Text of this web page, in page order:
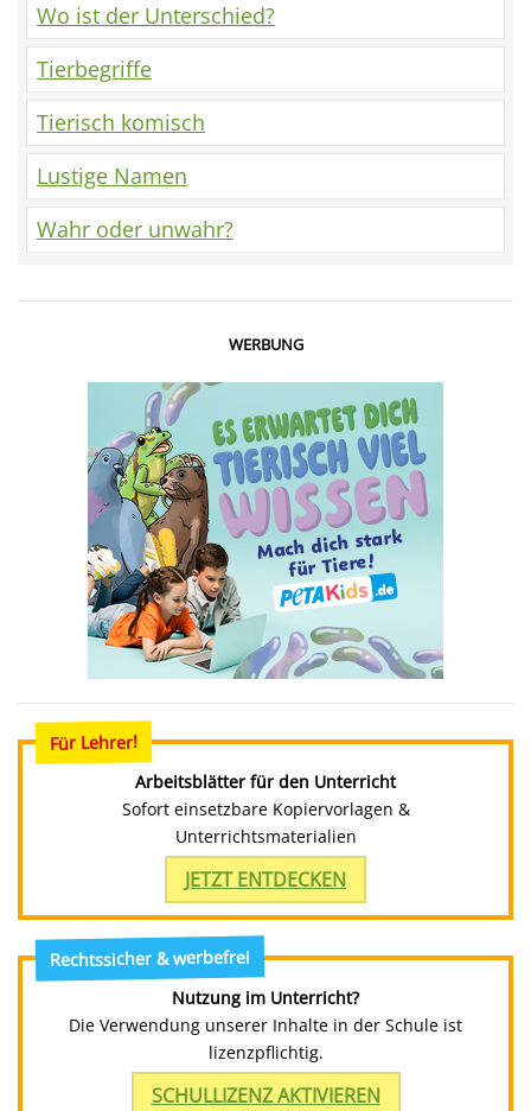
Wo ist der Unterschied?
Tierbegriffe
Tierisch komisch
Lustige Namen
Wahr oder unwahr?
WERBUNG
Für Lehrer!
Arbeitsblätter für den Unterricht
Sofort einsetzbare Kopiervorlagen &
Unterrichtsmaterialien
JETZT ENTDECKEN
Rechtssicher & werbefrei
Nutzung im Unterricht?
Die Verwendung unserer Inhalte in der Schule ist
lizenzpflichtig.
SCHULLIZENZ AKTIVIEREN